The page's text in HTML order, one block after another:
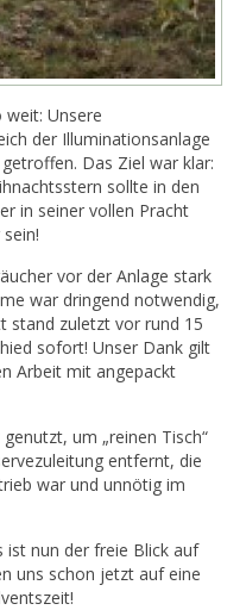
Unsere
der Illuminationsanlage
Das Ziel war klar:
sollte in den
in seiner vollen Pracht
vor der Anlage stark
war dringend notwendig,
stand zuletzt vor rund 15
sofort! Unser Dank gilt
Arbeit mit angepackt
um „reinen Tisch“
entfernt, die
war und unnötig im
ist nun der freie Blick auf
uns schon jetzt auf eine